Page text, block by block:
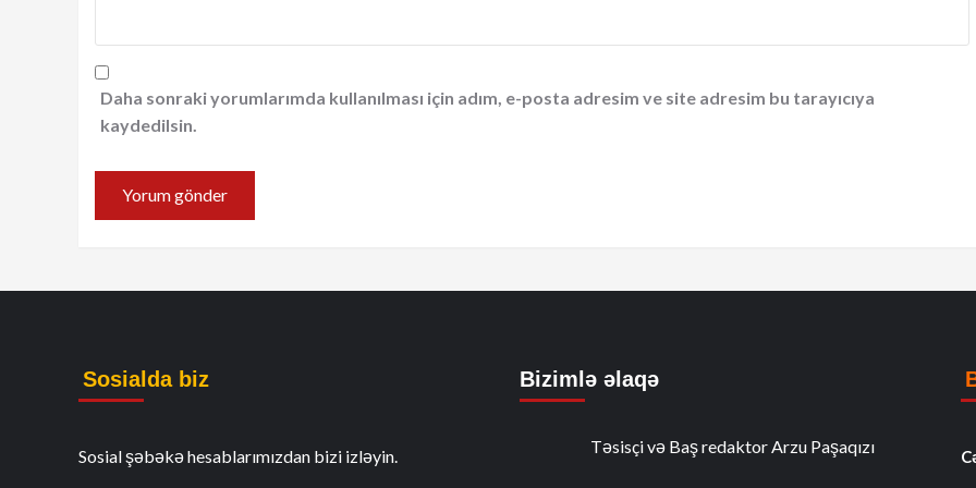
Daha sonraki yorumlarımda kullanılması için adım, e-posta adresim ve site adresim bu tarayıcıya
kaydedilsin.
Sosialda biz
Sosial şəbəkə hesablarımızdan bizi izləyin.
Bizimlə əlaqə
Təsisçi və Baş redaktor Arzu Paşaqızı